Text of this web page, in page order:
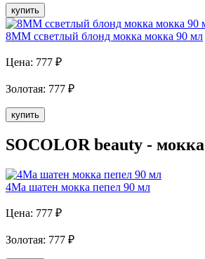
купить
8MM cсветлый блонд мокка мокка 90 мл
Цена: 777 ₽
Золотая: 777 ₽
купить
SOCOLOR beauty - мокка
4Ma шатен мокка пепел 90 мл
Цена: 777 ₽
Золотая: 777 ₽